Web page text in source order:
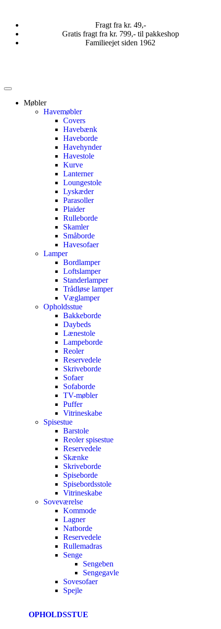
Fragt fra kr. 49,-
Gratis fragt fra kr. 799,- til pakkeshop
Familieejet siden 1962
Møbler
Havemøbler
Covers
Havebænk
Haveborde
Havehynder
Havestole
Kurve
Lanterner
Loungestole
Lyskæder
Parasoller
Plaider
Rulleborde
Skamler
Småborde
Havesofaer
Lamper
Bordlamper
Loftslamper
Standerlamper
Trådløse lamper
Væglamper
Opholdsstue
Bakkeborde
Daybeds
Lænestole
Lampeborde
Reoler
Reservedele
Skriveborde
Sofaer
Sofaborde
TV-møbler
Puffer
Vitrineskabe
Spisestue
Barstole
Reoler spisestue
Reservedele
Skænke
Skriveborde
Spiseborde
Spisebordsstole
Vitrineskabe
Soveværelse
Kommode
Lagner
Natborde
Reservedele
Rullemadras
Senge
Sengeben
Sengegavle
Sovesofaer
Spejle
OPHOLDSSTUE